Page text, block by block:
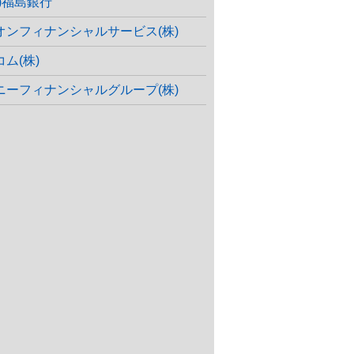
ンフィナンシャルサービス(株)
ム(株)
ーフィナンシャルグループ(株)